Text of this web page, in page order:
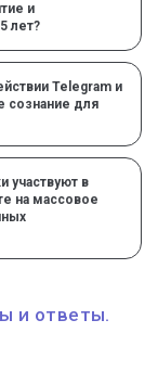
и
лет?
Telegram и
сознание для
участвуют в
на массовое
и ответы.